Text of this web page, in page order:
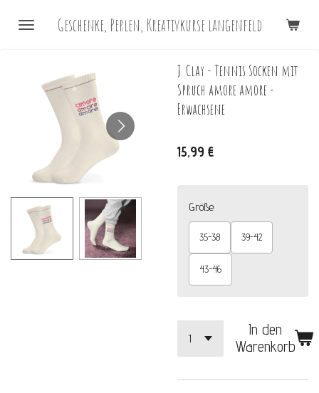
HauptinhaltGeschenke, Perlen, Kreativkurse langenfeld
J. Clay - Tennis Socken mit
Spruch amore amore -
Erwachsene
15,99 €
Größe
35-38 39-42
43-46
In den
Warenkorb